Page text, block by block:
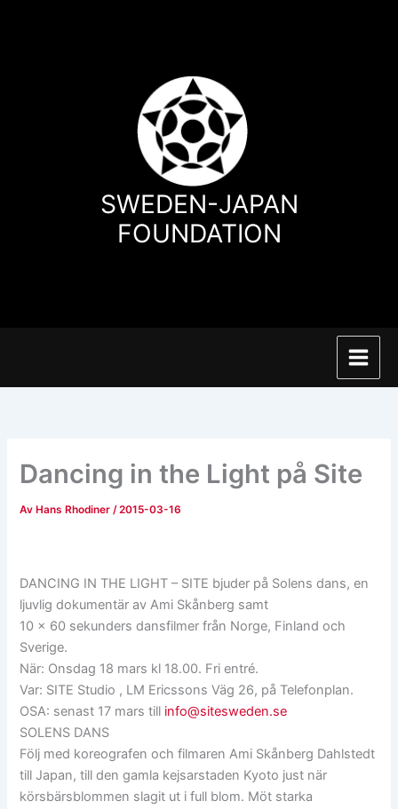
SWEDEN-JAPAN
FOUNDATION
Dancing in the Light på Site
Av Hans Rhodiner/2015-03-16
DANCING IN THE LIGHT – SITE bjuder på Solens dans, en
ljuvlig dokumentär av Ami Skånberg samt
10 x 60 sekunders dansfilmer från Norge, Finland och
Sverige.
När: Onsdag 18 mars kl 18.00. Fri entré.
Var: SITE Studio , LM Ericssons Väg 26, på Telefonplan.
OSA: senast 17 mars till info@sitesweden.se
SOLENS DANS
Följ med koreografen och filmaren Ami Skånberg Dahlstedt
till Japan, till den gamla kejsarstaden Kyoto just när
körsbärsblommen slagit ut i full blom. Möt starka